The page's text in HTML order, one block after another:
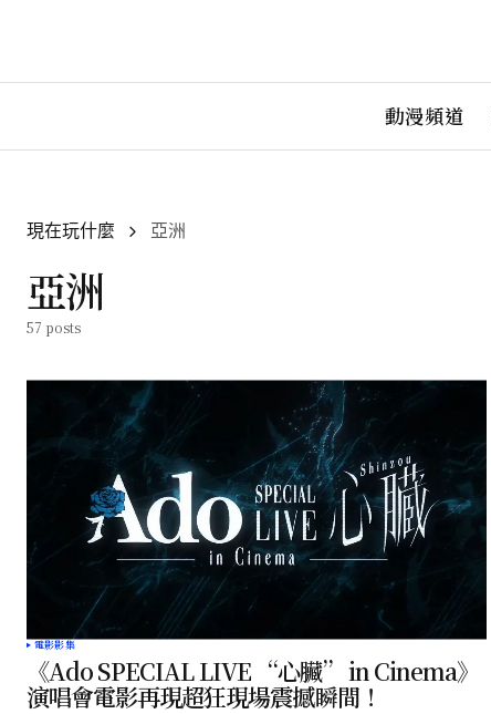
動漫頻道
現在玩什麼 亞洲
亞洲
57 posts
電影影集
《Ado SPECIAL LIVE “心臟” in Cinema》
演唱會電影再現超狂現場震撼瞬間！